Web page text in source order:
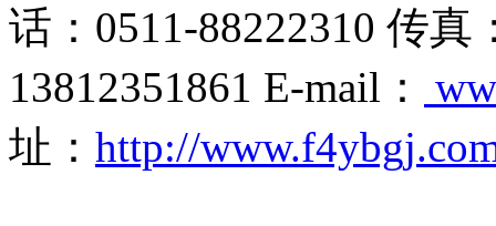
话：0511-88222310 传真
13812351861 E-mail：
址： http://